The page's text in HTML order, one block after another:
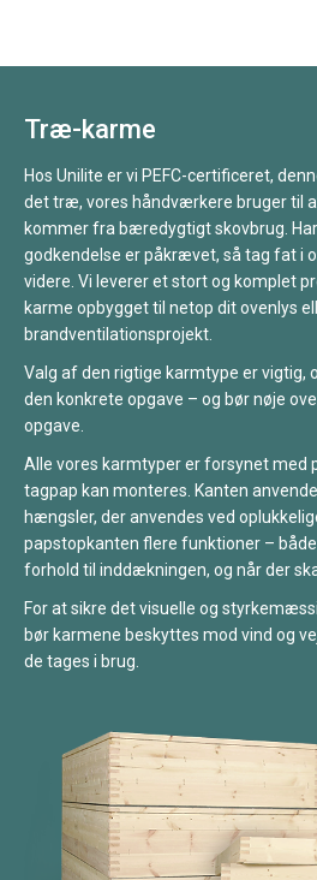
Træ-karme
Hos Unilite er vi PEFC-certificeret,
det træ, vores håndværkere bruger til
kommer fra bæredygtigt skovbrug. Har
godkendelse er påkrævet, så tag fat i
videre. Vi leverer et stort og komplet
karme opbygget til netop dit ovenlys
brandventilationsprojekt.
Valg af den rigtige karmtype er
den konkrete opgave – og bør nøje
opgave.
Alle vores karmtyper er forsynet med
tagpap kan monteres. Kanten
hængsler, der anvendes ved
papstopkanten flere funktioner –
forhold til inddækningen, og når der
For at sikre det visuelle og
bør karmene beskyttes mod vind og
de tages i brug.